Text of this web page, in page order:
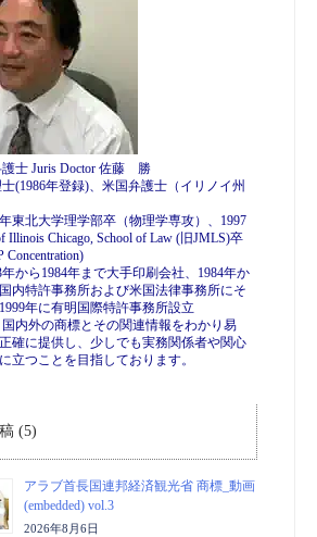
士 Juris Doctor 佐藤 勝
士(1986年登録)、米国弁護士（イリノイ州
年東北大学理学部卒（物理学専攻）、1997
Illinois Chicago, School of Law (旧JMLS)卒
Concentration)
年から1984年まで大手印刷会社、1984年か
内特許事務所および米国法律事務所にそ
年に有明国際特許事務所設立
国内外の商標とその関連情報をわかり易
確に提供し、少しでも実務関係者や関心
立つことを目指しております。
(5)
アラブ首長国連邦経済観光省 商標_動画
(embedded) vol.3
2026年8月6日